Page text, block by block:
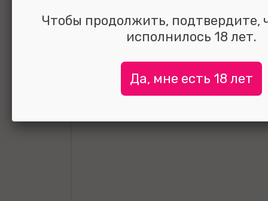
выбрать и сравнить
Чтобы продолжить, подтвердите,
исполнилось 18 лет.
Да, мне есть 18 лет